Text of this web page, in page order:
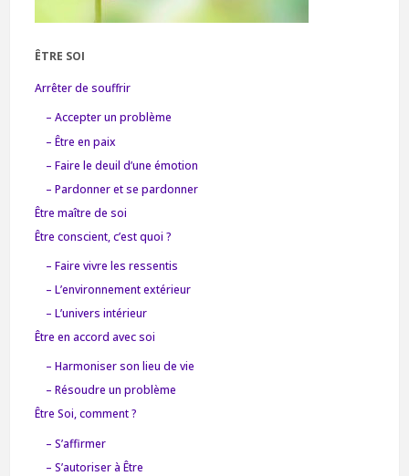
ÊTRE SOI
Arrêter de souffrir
– Accepter un problème
– Être en paix
– Faire le deuil d’une émotion
– Pardonner et se pardonner
Être maître de soi
Être conscient, c’est quoi ?
– Faire vivre les ressentis
– L’environnement extérieur
– L’univers intérieur
Être en accord avec soi
– Harmoniser son lieu de vie
– Résoudre un problème
Être Soi, comment ?
– S’affirmer
– S’autoriser à Être